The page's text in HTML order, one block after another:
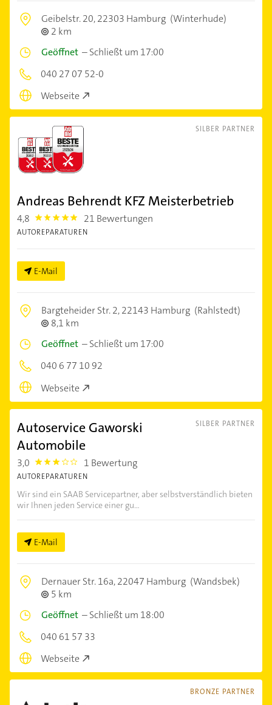
Geibelstr. 20,22303 Hamburg (Winterhude)
2 km
Geöffnet –Schließt um 17:00
040 27 07 52-0
Webseite
SILBER PARTNER
Andreas Behrendt KFZ Meisterbetrieb
4,8 4.8 21 Bewertungen
AUTOREPARATUREN
E-Mail
Bargteheider Str. 2,22143 Hamburg (Rahlstedt)
8,1 km
Geöffnet –Schließt um 17:00
040 6 77 10 92
Webseite
SILBER PARTNER
Autoservice Gaworski
Automobile
3,0 3.0 1 Bewertung
AUTOREPARATUREN
Wir sind ein SAAB Servicepartner, aber selbstverständlich bieten
wir Ihnen jeden Service einer gu...
E-Mail
Dernauer Str. 16a,22047 Hamburg (Wandsbek)
5 km
Geöffnet –Schließt um 18:00
040 61 57 33
Webseite
BRONZE PARTNER